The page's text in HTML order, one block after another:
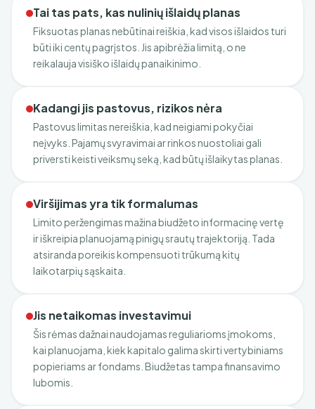
Tai tas pats, kas nulinių išlaidų planas
Fiksuotas planas nebūtinai reiškia, kad visos išlaidos turi
būti iki centų pagrįstos. Jis apibrėžia limitą, o ne
reikalauja visiško išlaidų panaikinimo.
Kadangi jis pastovus, rizikos nėra
Pastovus limitas nereiškia, kad neigiami pokyčiai
neįvyks. Pajamų svyravimai ar rinkos nuostoliai gali
priversti keisti veiksmų seką, kad būtų išlaikytas planas.
Viršijimas yra tik formalumas
Limito peržengimas mažina biudžeto informacinę vertę
ir iškreipia planuojamą pinigų srautų trajektoriją. Tada
atsiranda poreikis kompensuoti trūkumą kitų
laikotarpių sąskaita.
Jis netaikomas investavimui
Šis rėmas dažnai naudojamas reguliarioms įmokoms,
kai planuojama, kiek kapitalo galima skirti vertybiniams
popieriams ar fondams. Biudžetas tampa finansavimo
lubomis.